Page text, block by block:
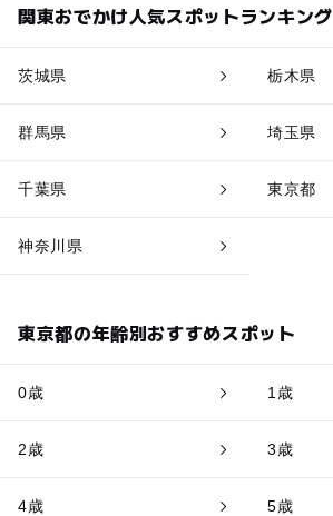
関東おでかけ人気スポットランキング
茨城県 栃木県
群馬県 埼玉県
千葉県 東京都
神奈川県
東京都の年齢別おすすめスポット
0歳 1歳
2歳 3歳
4歳 5歳